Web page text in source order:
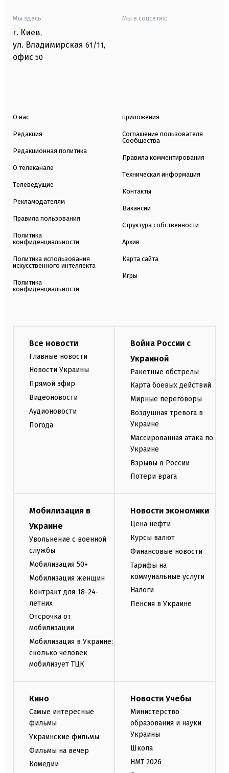
Мы здесь:
г. Киев,
ул. Владимирская 61/11,
офис 50
Мы в соцсетях:
О нас
Редакция
Редакционная политика
О телеканале
Телеведущие
Рекламодателям
Правила пользования
Политика
конфиденциальности
Политика использования
искусственного интеллекта
Политика
конфиденциальности
приложения
Соглашение пользователя
Сообщества
Правила комментирования
Техническая информация
Контакты
Вакансии
Структура собственности
Архив
Карта сайта
Игры
Все новости
Главные новости
Новости Украины
Прямой эфир
Видеоновости
Аудионовости
Погода
Война России с
Украиной
Ракетные обстрелы
Карта боевых действий
Мирные переговоры
Воздушная тревога в
Украине
Массированная атака по
Украине
Взрывы в России
Потери врага
Мобилизация в
Украине
Увольнение с военной
службы
Мобилизация 50+
Мобилизация женщин
Контракт для 18-24-
летних
Отсрочка от
мобилизации
Мобилизация в Украине:
сколько человек
мобилизует ТЦК
Новости экономики
Цена нефти
Курсы валют
Финансовые новости
Тарифы на
коммунальные услуги
Налоги
Пенсия в Украине
Кино
Самые интересные
фильмы
Украинские фильмы
Фильмы на вечер
Комедии
Новости Учебы
Министерство
образования и науки
Украины
Школа
НМТ 2026